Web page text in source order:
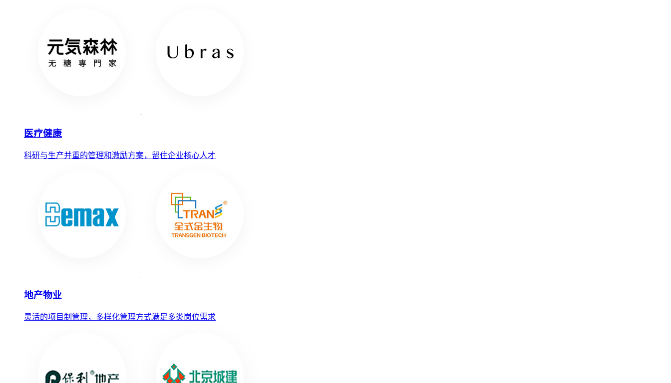
医疗健康
科研与生产并重的管理和激励方案，留住企业核心人才
地产物业
灵活的项目制管理，多样化管理方式满足多类岗位需求